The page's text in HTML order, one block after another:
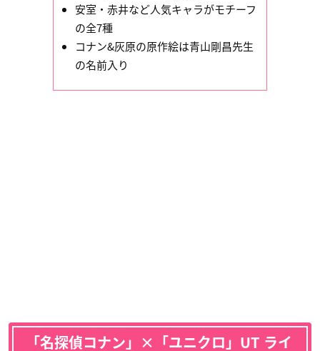
安室・赤井など人気キャラがモチーフ
の全7種
コナン&灰原の原作絵は青山剛昌先生
の名前入り
「名探偵コナン」×「ユニクロ」UT ライ